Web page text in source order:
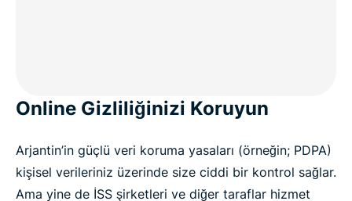
Online Gizliliğinizi Koruyun
Arjantin’in güçlü veri koruma yasaları (örneğin; PDPA)
kişisel verileriniz üzerinde size ciddi bir kontrol sağlar.
Ama yine de İSS şirketleri ve diğer taraflar hizmet